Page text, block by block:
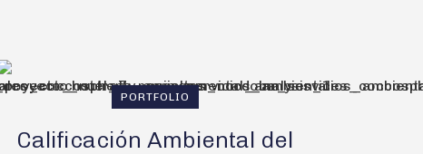
PORTFOLIO
Calificación Ambiental del